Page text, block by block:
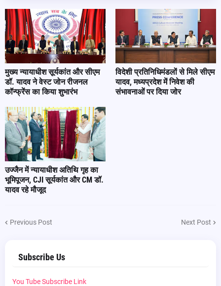
मुख्य न्यायाधीश सूर्यकांत और सीएम
डॉ. यादव ने वेस्ट जोन रीजनल
कॉन्फ्रेंस का किया शुभारंभ
विदेशी प्रतिनिधिमंडलों से मिले सीएम
यादव, मध्यप्रदेश में निवेश की
संभावनाओं पर दिया जोर
उज्जैन में न्यायाधीश अतिथि गृह का
भूमिपूजन, CJI सूर्यकांत और CM डॉ.
यादव रहे मौजूद
Previous Post Next Post
Subscribe Us
You Tube Subscribe Link